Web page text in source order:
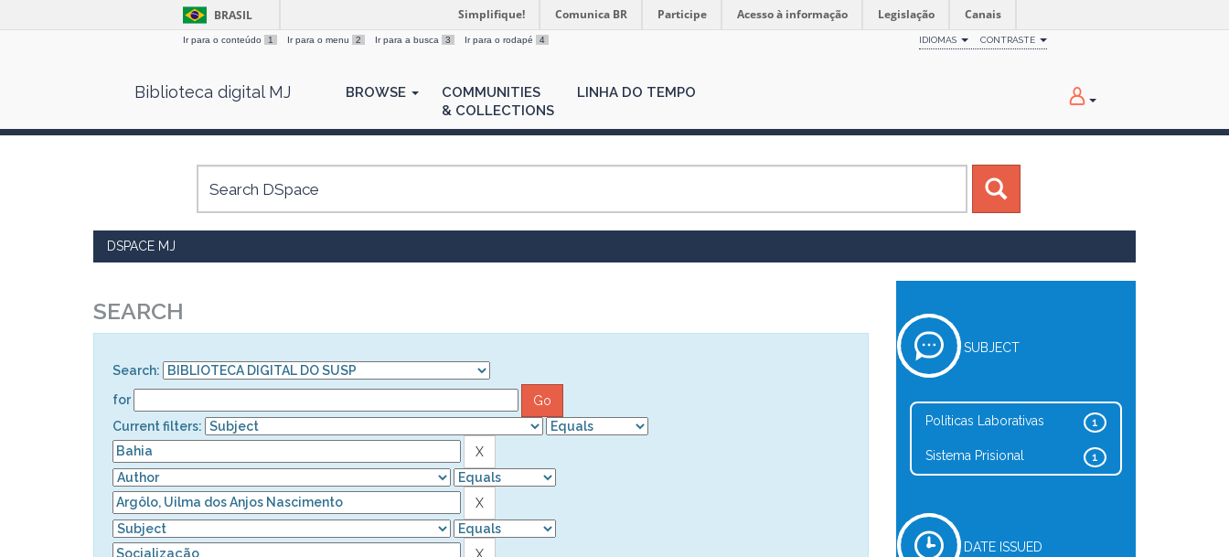
BRASIL Simplifique! Comunica BR Participe Acesso à informação Legislação Canais
Ir para o conteúdo 1 Ir para o menu 2 Ir para a busca 3 Ir para o rodapé 4 IDIOMAS CONTRASTE
Biblioteca digital MJ BROWSE
COMMUNITIES
& COLLECTIONS
LINHA DO TEMPO
DSPACE MJ
SEARCH
Search:
for
Current filters:
SUBJECT
1
Políticas Laborativas
1
Sistema Prisional
DATE ISSUED